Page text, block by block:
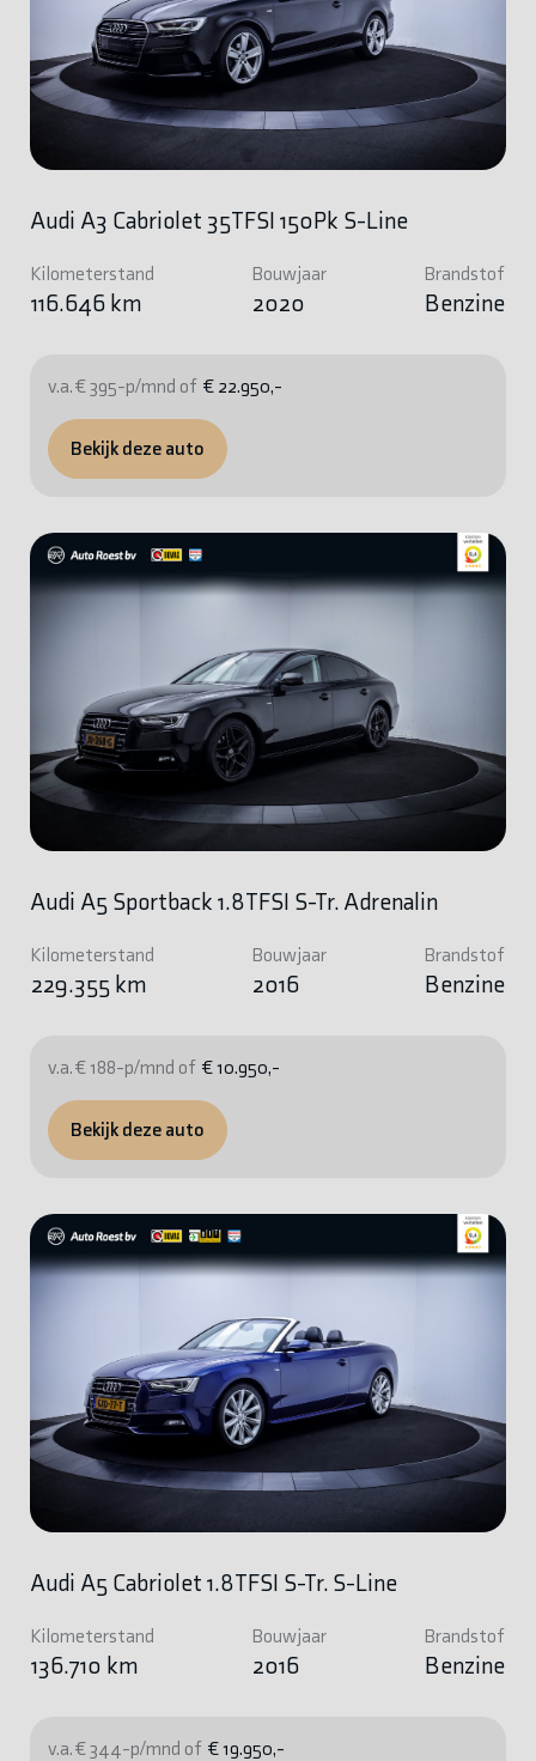
Audi A3 Cabriolet 35TFSI 150Pk S-Line
Kilometerstand
116.646 km
Bouwjaar
2020
Brandstof
Benzine
v.a. € 395-p/mnd of € 22.950,-
Bekijk deze auto
Audi A5 Sportback 1.8TFSI S-Tr. Adrenalin
Kilometerstand
229.355 km
Bouwjaar
2016
Brandstof
Benzine
v.a. € 188-p/mnd of € 10.950,-
Bekijk deze auto
Audi A5 Cabriolet 1.8TFSI S-Tr. S-Line
Kilometerstand
136.710 km
Bouwjaar
2016
Brandstof
Benzine
v.a. € 344-p/mnd of € 19.950,-